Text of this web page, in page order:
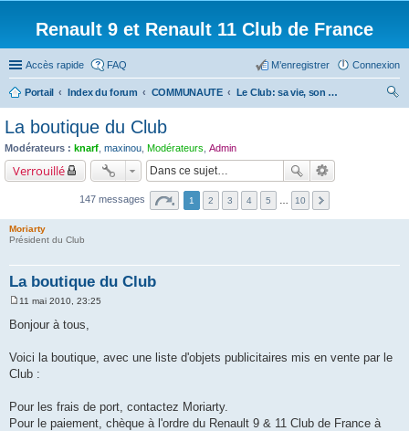
Renault 9 et Renault 11 Club de France
Accès rapide FAQ Connexion
M’enregistrer
Portail Index du forum COMMUNAUTE
Le Club: sa vie, son web, sa boutique.
La boutique du Club
Modérateurs : knarf maxinou Modérateurs Admin
Verrouillé
147 messages 1 2 3 4 5 10
Moriarty
Président du Club
La boutique du Club
s
a
g
e
11 mai 2010, 23:25
Bonjour à tous,
Voici la boutique, avec une liste d'objets publicitaires mis en vente par le
Club :
Pour les frais de port, contactez Moriarty.
Pour le paiement, chèque à l'ordre du Renault 9 & 11 Club de France à